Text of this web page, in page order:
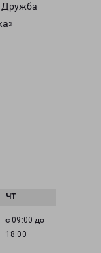
Дружба
с 09:00 до
18:00